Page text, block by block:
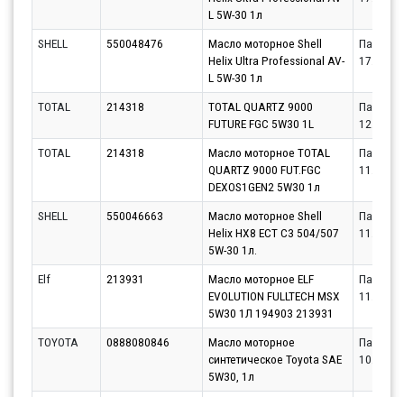
L 5W-30 1л
SHELL 550048476
Масло моторное Shell
Helix Ultra Professional AV-
L 5W-30 1л
Партнёр
TOTAL 214318
TOTAL QUARTZ 9000
FUTURE FGC 5W30 1L
Партнёр
TOTAL
214318
Масло моторное TOTAL
QUARTZ 9000 FUT.FGC
DEXOS1GEN2 5W30 1л
Партнёр
SHELL 550046663
Масло моторное Shell
Helix HX8 ECT C3 504/507
5W-30 1л.
Партнёр
Elf 213931
Масло моторное ELF
EVOLUTION FULLTECH MSX
5W30 1Л 194903 213931
Партнёр
TOYOTA 0888080846
Масло моторное
синтетическое Toyota SAE
5W30, 1л
Партнёр